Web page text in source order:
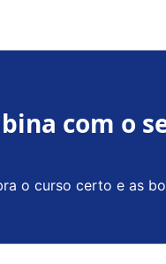
com o
o curso certo e as